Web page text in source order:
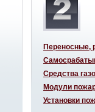
Переносные,
Средства
Модули
Установки